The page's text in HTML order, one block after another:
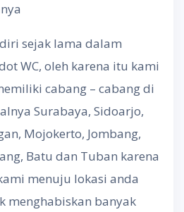
sejak lama dalam
WC, oleh karena itu kami
cabang – cabang di
Surabaya, Sidoarjo,
Mojokerto, Jombang,
Batu dan Tuban karena
menuju lokasi anda
menghabiskan banyak